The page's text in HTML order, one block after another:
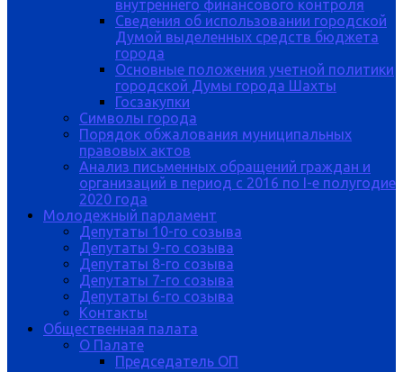
внутреннего финансового контроля
Сведения об использовании городской
Думой выделенных средств бюджета
города
Основные положения учетной политики
городской Думы города Шахты
Госзакупки
Символы города
Порядок обжалования муниципальных
правовых актов
Анализ письменных обращений граждан и
организаций в период с 2016 по I-е полугодие
2020 года
Молодежный парламент
Депутаты 10-го созыва
Депутаты 9-го созыва
Депутаты 8-го созыва
Депутаты 7-го созыва
Депутаты 6-го созыва
Контакты
Общественная палата
О Палате
Председатель ОП